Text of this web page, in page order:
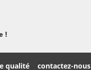
!
qualité contactez-nous